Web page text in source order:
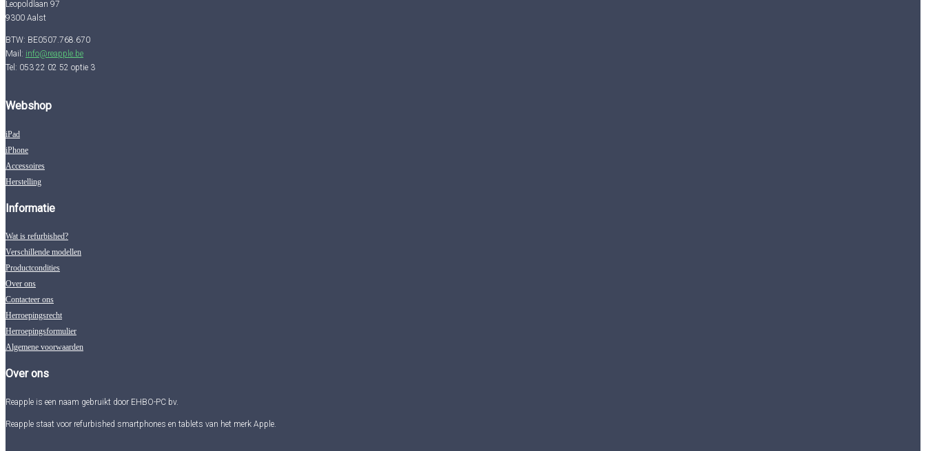
Leopoldlaan 97
9300 Aalst
BTW: BE0507.768.670
Mail: info@reapple.be
Tel: 053 22 02 52 optie 3
Webshop
iPad
iPhone
Accessoires
Herstelling
Informatie
Wat is refurbished?
Verschillende modellen
Productcondities
Over ons
Contacteer ons
Herroepingsrecht
Herroepingsformulier
Algemene voorwaarden
Over ons
Reapple is een naam gebruikt door EHBO-PC bv.
Reapple staat voor refurbished smartphones en tablets van het merk Apple.